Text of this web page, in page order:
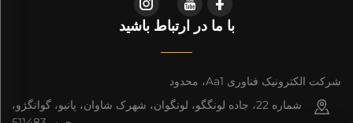
با ما در ارتباط باشید
شرکت الکترونیک فناوری Aa1، محدود
شماره 22، جاده لونگگو، لونگوان، شهرک شاوان، پانیو، گوانگژو،